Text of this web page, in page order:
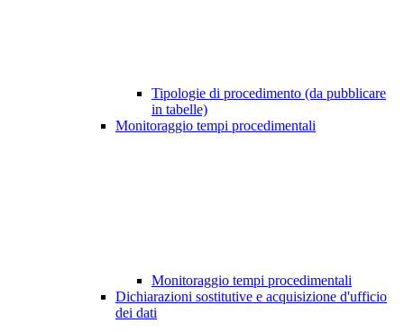
Tipologie di procedimento (da pubblicare
in tabelle)
Monitoraggio tempi procedimentali
Monitoraggio tempi procedimentali
Dichiarazioni sostitutive e acquisizione d'ufficio
dei dati